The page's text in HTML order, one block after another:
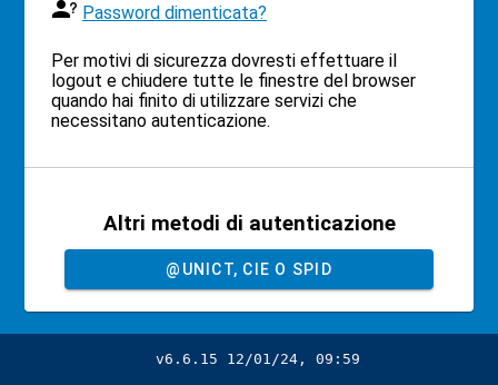
Password dimenticata?
Per motivi di sicurezza dovresti effettuare il
logout e chiudere tutte le finestre del browser
quando hai finito di utilizzare servizi che
necessitano autenticazione.
Altri metodi di autenticazione
@UNICT, CIE O SPID
v6.6.15 12/01/24, 09:59